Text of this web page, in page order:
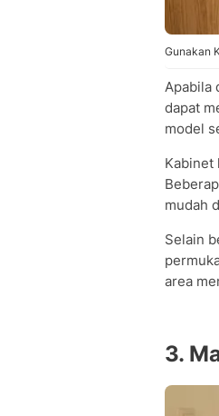
Gunakan
Apabila
dapat
model
Kabinet
mudah
Selain
area
3.